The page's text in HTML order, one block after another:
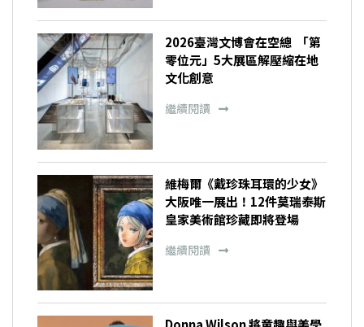
2026臺灣文博會在空總 「第
零位元」5大展區解壓縮在地
文化創意
繼續閱讀
維梅爾《戴珍珠耳環的少女》
大阪唯一展出！12件莫瑞泰斯
皇家美術館珍藏即將登場
繼續閱讀